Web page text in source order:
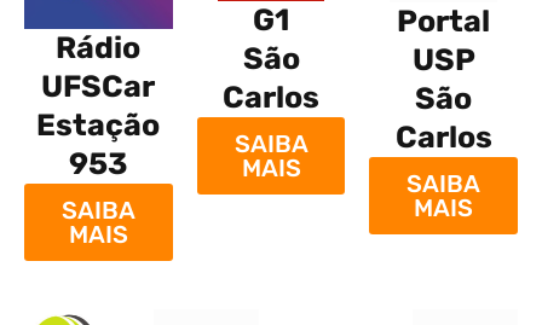
Rádio
UFSCar
Estação
953
SAIBA
MAIS
G1
São
Carlos
SAIBA
MAIS
Portal
USP
São
Carlos
SAIBA
MAIS